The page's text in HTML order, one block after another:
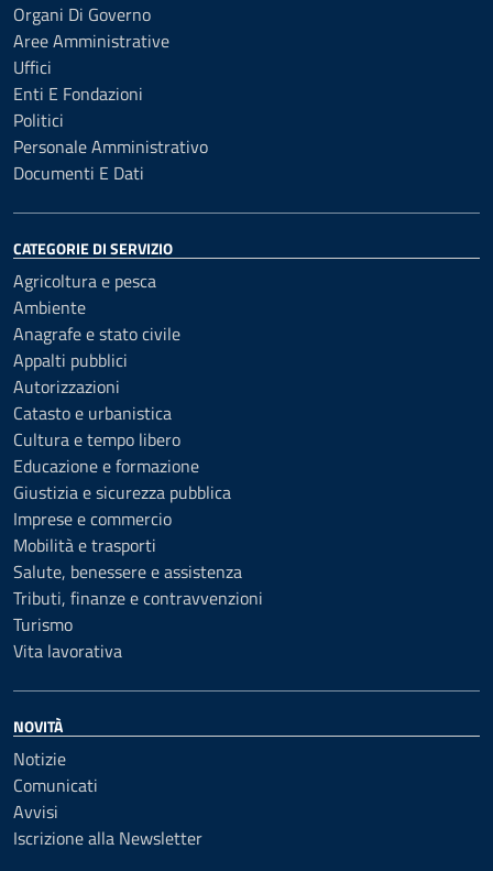
Organi Di Governo
Aree Amministrative
Uffici
Enti E Fondazioni
Politici
Personale Amministrativo
Documenti E Dati
CATEGORIE DI SERVIZIO
Agricoltura e pesca
Ambiente
Anagrafe e stato civile
Appalti pubblici
Autorizzazioni
Catasto e urbanistica
Cultura e tempo libero
Educazione e formazione
Giustizia e sicurezza pubblica
Imprese e commercio
Mobilità e trasporti
Salute, benessere e assistenza
Tributi, finanze e contravvenzioni
Turismo
Vita lavorativa
NOVITÀ
Notizie
Comunicati
Avvisi
Iscrizione alla Newsletter